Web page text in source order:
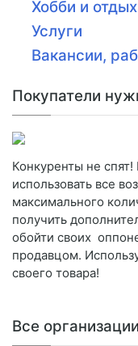
Хобби и отдых
Услуги
Вакансии,
Покупатели
Конкуренты не
использовать все
максимального
получить
обойти своих
продавцом.
своего товара!
Все организации